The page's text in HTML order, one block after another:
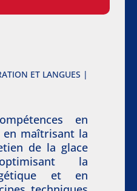
ET LANGUES |
en
maîtrisant la
de la glace
la
et en